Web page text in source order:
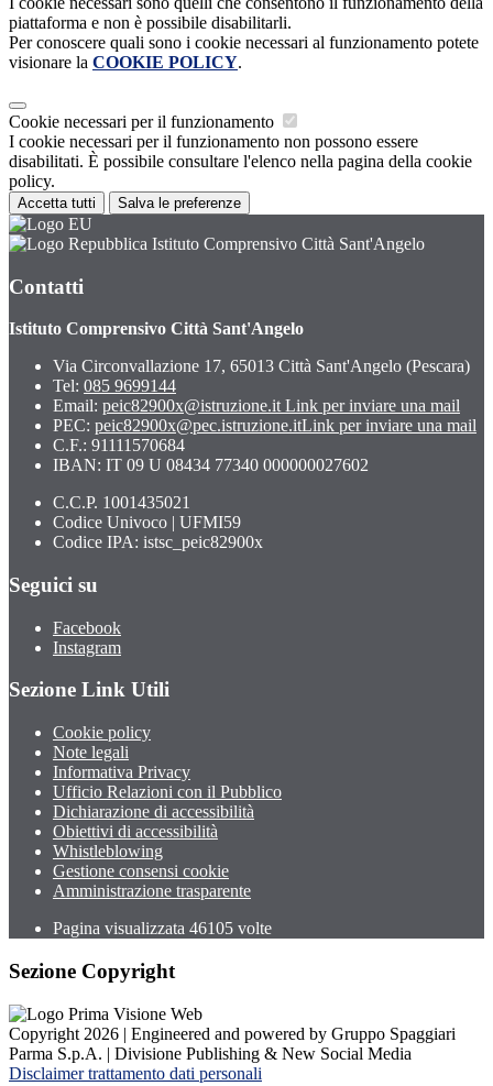
piattaforma e non è possibile disabilitarli.
Per conoscere quali sono i cookie necessari al funzionamento potete
visionare la COOKIE POLICY.
Cookie necessari per il funzionamento
I cookie necessari per il funzionamento non possono essere
disabilitati. È possibile consultare l'elenco nella pagina della cookie
policy.
Accetta tutti Salva le preferenze
Istituto Comprensivo Città Sant'Angelo
Contatti
Istituto Comprensivo Città Sant'Angelo
Via Circonvallazione 17, 65013 Città Sant'Angelo (Pescara)
Tel: 085 9699144
Email: peic82900x@istruzione.it Link per inviare una mail
PEC: peic82900x@pec.istruzione.itLink per inviare una mail
C.F.: 91111570684
IBAN: IT 09 U 08434 77340 000000027602
C.C.P. 1001435021
Codice Univoco | UFMI59
Codice IPA: istsc_peic82900x
Seguici su
Facebook
Instagram
Sezione Link Utili
Cookie policy
Note legali
Informativa Privacy
Ufficio Relazioni con il Pubblico
Dichiarazione di accessibilità
Obiettivi di accessibilità
Whistleblowing
Gestione consensi cookie
Amministrazione trasparente
Pagina visualizzata 46105 volte
Sezione Copyright
Copyright 2026 | Engineered and powered by Gruppo Spaggiari
Parma S.p.A. | Divisione Publishing & New Social Media
Disclaimer trattamento dati personali